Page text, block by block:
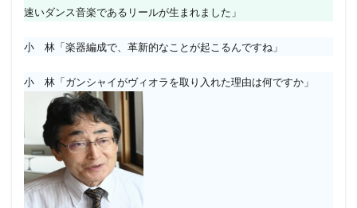
速いダンス音楽であるリールが生まれました」
小 林「楽器編成で、革新的なことが起こるんですね」
小 林「ガンシャイがヴィオラを取り入れた理由は何ですか」